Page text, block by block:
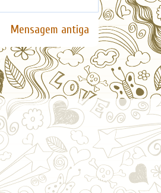
Mensagem antiga